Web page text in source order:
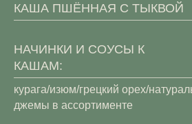
КАША ПШЁННАЯ С ТЫКВОЙ
НАЧИНКИ И СОУСЫ К
КАШАМ:
курага/изюм/грецкий орех/
джемы в ассортименте